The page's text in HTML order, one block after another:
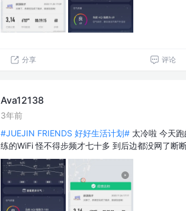
分享 评论
Ava12138
3年前
#JUEJIN FRIENDS 好好生活计划# 太冷啦 今天
练的WiFi 怪不得步频才七十多 到后边都没网了断